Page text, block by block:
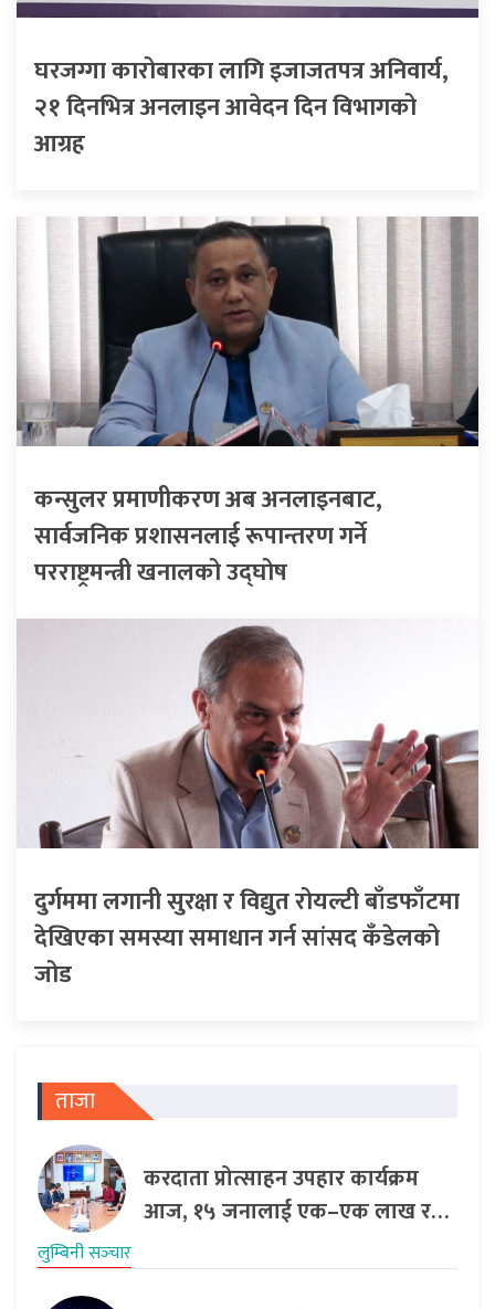
घरजग्गा कारोबारका लागि इजाजतपत्र अनिवार्य,
२१ दिनभित्र अनलाइन आवेदन दिन विभागको
आग्रह
कन्सुलर प्रमाणीकरण अब अनलाइनबाट,
सार्वजनिक प्रशासनलाई रूपान्तरण गर्ने
परराष्ट्रमन्त्री खनालको उद्घोष
दुर्गममा लगानी सुरक्षा र विद्युत रोयल्टी बाँडफाँटमा
देखिएका समस्या समाधान गर्न सांसद कँडेलको
जोड
ताजा
करदाता प्रोत्साहन उपहार कार्यक्रम
आज, १५ जनालाई एक–एक लाख र…
लुम्बिनी सञ्‍चार